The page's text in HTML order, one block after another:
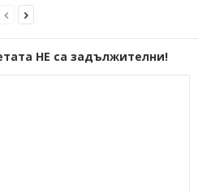
НЕ са задължителни!